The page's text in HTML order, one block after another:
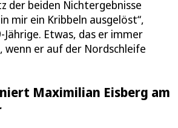
der beiden Nichtergebnisse
mir ein Kribbeln ausgelöst“,
Etwas, das er immer
wenn er auf der Nordschleife
Maximilian Eisberg am